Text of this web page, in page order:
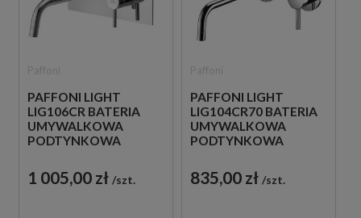
PAFFONI LIGHT
LIG106CR BATERIA
UMYWALKOWA
PODTYNKOWA
CHROM
1 005,00 zł szt.
PAFFONI LIGHT
LIG104CR70 BATERIA
UMYWALKOWA
PODTYNKOWA
CHROM
835,00 zł szt.